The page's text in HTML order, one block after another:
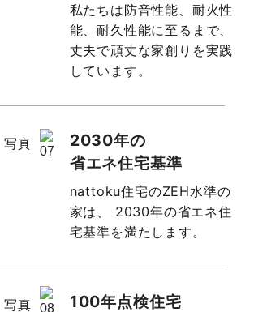
私たちは防音性能、耐火性
能、耐久性能に至るまで、
丈夫で頑丈な家創りを実践
しています。
2030年の
省エネ住宅基準
nattoku住宅のZEH水準の
家は、
2030年の省エネ住
宅基準を満たします。
100年点検住宅